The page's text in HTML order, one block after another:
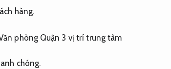
hàng.
chóng.